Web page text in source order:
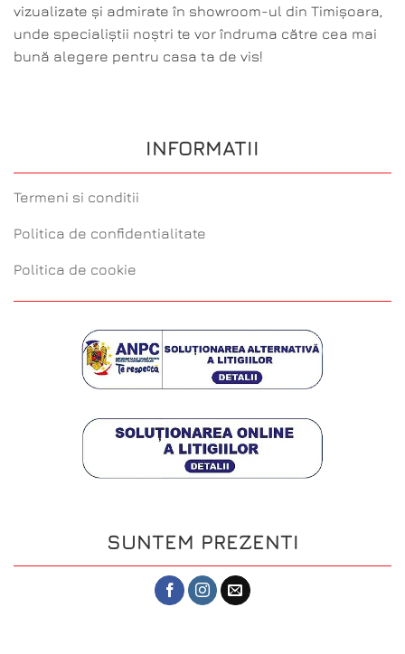
vizualizate și admirate în showroom-ul din Timișoara,
unde specialiștii noștri te vor îndruma către cea mai
bună alegere pentru casa ta de vis!
INFORMATII
Termeni si conditii
Politica de confidentialitate
Politica de cookie
SUNTEM PREZENTI